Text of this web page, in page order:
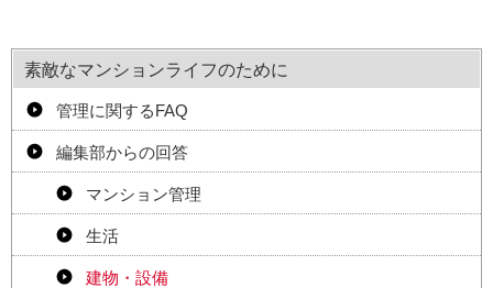
素敵なマンションライフのために
管理に関するFAQ
編集部からの回答
マンション管理
生活
建物・設備